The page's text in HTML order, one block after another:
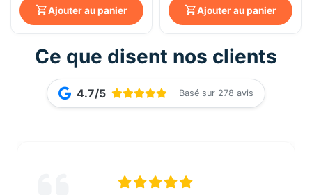
Ajouter au panier Ajouter au panier
Ce que disent nos clients
4.7/5 Basé sur 278 avis